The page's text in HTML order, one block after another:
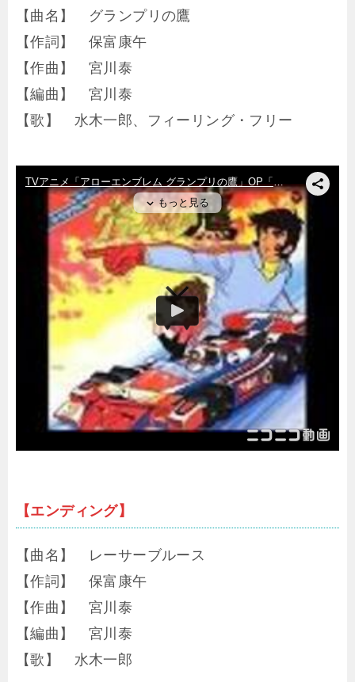
【曲名】 グランプリの鷹
【作詞】 保富康午
【作曲】 宮川泰
【編曲】 宮川泰
【歌】 水木一郎、フィーリング・フリー
【エンディング】
【曲名】 レーサーブルース
【作詞】 保富康午
【作曲】 宮川泰
【編曲】 宮川泰
【歌】 水木一郎